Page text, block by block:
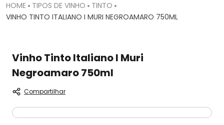
TIPOS DE VINHO
TINTO
VINHO TINTO ITALIANO I MURI NEGROAMARO 750ML
Vinho Tinto Italiano I Muri
Negroamaro 750ml
Compartilhar